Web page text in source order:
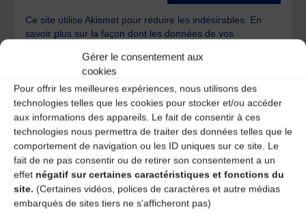
Gérer le consentement aux
cookies
Pour offrir les meilleures expériences, nous utilisons des
technologies telles que les cookies pour stocker et/ou accéder
aux informations des appareils. Le fait de consentir à ces
technologies nous permettra de traiter des données telles que le
comportement de navigation ou les ID uniques sur ce site. Le
fait de ne pas consentir ou de retirer son consentement a un
effet négatif sur certaines caractéristiques et fonctions du
site. (Certaines vidéos, polices de caractères et autre médias
embarqués de sites tiers ne s'afficheront pas)
Ce site utilise Akismet pour réduire les indésirables. En
savoir plus sur la façon dont les données de vos
A DECOUVRIR :